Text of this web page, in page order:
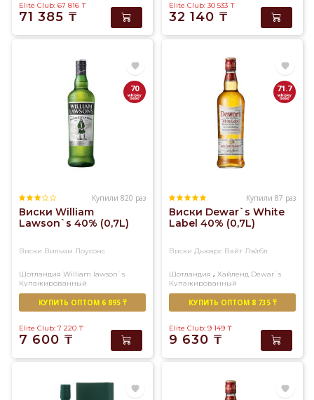
Elite Club: 67 816 ₸
71 385 ₸
Elite Club: 30 533 ₸
32 140 ₸
70
Купили 820 раз
Виски William
Lawson`s 40% (0,7L)
Виски Вильям Лоусонс
Шотландия William lawson`s
Купажированный
КУПИТЬ ОПТОМ 6 895 ₸
Elite Club: 7 220 ₸
7 600 ₸
71.7
Купили 87 раз
Виски Dewar`s White
Label 40% (0,7L)
Виски Дьюарс Вайт Лэйбл
Шотландия , Хайленд Dewar`s
Купажированный
КУПИТЬ ОПТОМ 8 735 ₸
Elite Club: 9 149 ₸
9 630 ₸